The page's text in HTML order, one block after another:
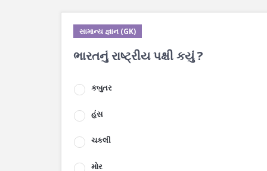
સામાન્ય જ્ઞાન (GK)
ભારતનું રાષ્ટ્રીય પક્ષી કયું ?
કબુતર
હંસ
ચકલી
મોર